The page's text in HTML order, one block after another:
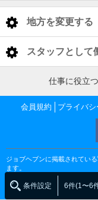
条件設定 6件(1〜6
岡山・吉備 デ
岡山 デリヘル
倉敷・笠岡・井原
倉敷・笠岡・井
倉敷 デリヘル
広島市内
広島市内 デリ
広島市 デリヘ
福山・尾道・三
福山市 デリヘ
山口県 デリヘ
山口市内・防府
山口市・防府
岩国・周南・柳井
岩国・周南・柳
香川県 デリヘ
高松市
高松市 デリヘ
中讃・西讃
愛媛県 デリヘ
松山市・中予
徳島県
徳島県 デリヘ
高知県
高知県
地方を変更する
< 全国トップ
北海道 男性高収
東北 男性高収入
南関東 男性高収
甲信越 男性高収
北関東 男性高収
東京 男性高収入
スタッフとして
岡山県
岡山 男性高収入
広島県
小松島 男性高収
香川県
香川 男性高収入
仕事に役立
会員規約 プライバ
ジョブヘブンに掲載されてい
ます。